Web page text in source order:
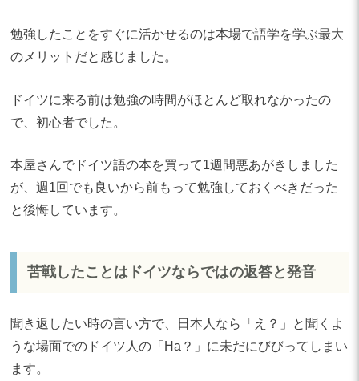
勉強したことをすぐに活かせるのは本場で語学を学ぶ最大
のメリットだと感じました。
ドイツに来る前は勉強の時間がほとんど取れなかったの
で、初心者でした。
本屋さんでドイツ語の本を買って1週間悪あがきしました
が、週1回でも良いから前もって勉強しておくべきだった
と後悔しています。
苦戦したことはドイツならではの返答と発音
聞き返したい時の言い方で、日本人なら「え？」と聞くよ
うな場面でのドイツ人の「Ha？」に未だにびびってしまい
ます。